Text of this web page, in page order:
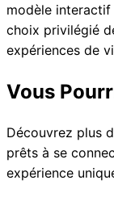
modèle
choix privilégié
expériences de
Vous
Découvrez plus
prêts à se
expérience